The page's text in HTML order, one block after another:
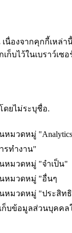
องจากคุกกี้เหล่า
ก็บไว้ในเบราว์เซ
ดยไม่ระบุชื่อ.
มวดหมู่
รทำงาน"
หมวดหมู่ "จำเป็น"
หมวดหมู่ "อื่นๆ
หมวดหมู่ "ประสิท
ก็บข้อมูลส่วนบุคคล